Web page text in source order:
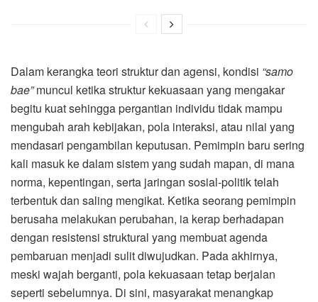
Dalam kerangka teori struktur dan agensi, kondisi “samo
bae”muncul ketika struktur kekuasaan yang mengakar
begitu kuat sehingga pergantian individu tidak mampu
mengubah arah kebijakan, pola interaksi, atau nilai yang
mendasari pengambilan keputusan. Pemimpin baru sering
kali masuk ke dalam sistem yang sudah mapan, di mana
norma, kepentingan, serta jaringan sosial-politik telah
terbentuk dan saling mengikat. Ketika seorang pemimpin
berusaha melakukan perubahan, ia kerap berhadapan
dengan resistensi struktural yang membuat agenda
pembaruan menjadi sulit diwujudkan. Pada akhirnya,
meski wajah berganti, pola kekuasaan tetap berjalan
seperti sebelumnya. Di sini, masyarakat menangkap